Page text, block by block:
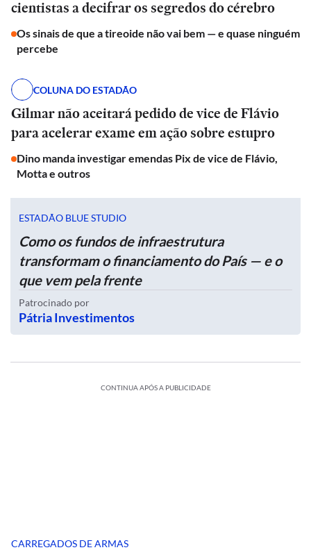
cientistas a decifrar os segredos do cérebro
Os sinais de que a tireoide não vai bem — e quase ninguém
percebe
COLUNA DO ESTADÃO
Gilmar não aceitará pedido de vice de Flávio
para acelerar exame em ação sobre estupro
Dino manda investigar emendas Pix de vice de Flávio,
Motta e outros
ESTADÃO BLUE STUDIO
Como os fundos de infraestrutura
transformam o financiamento do País — e o
que vem pela frente
Patrocinado por
Pátria Investimentos
CONTINUA APÓS A PUBLICIDADE
CARREGADOS DE ARMAS